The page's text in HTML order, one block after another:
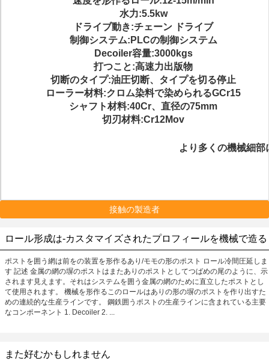
水力:5.5kw
ドライブ動き:チェーン ドライブ
制御システム:PLCの制御システム
Decoiler容量:3000kgs
打つこと:高速力出版物
切断のタイプ:油圧切断、タイプを切る停止
ローラー材料:クロム染料で染められるGCr15
シャフト材料:40Cr、直径の75mm
切刃材料:Cr12Mov
より多くの機械細
接触の製造者
ロール形成は-カスタマイズされたプロフィールを機械で造る
ポストを囲う網は前をの装置を形作るあり/モモの形のポスト ロール冷間圧延しま
す 記述 金属の網の塀のポストはまたありのポストとしてつばめの尾のように、示
されます見えます。それはシステムを囲う金属の網のために直立したポストとし
て使用されます。 機械を形作るこのロールはありの形の塀のポストを作り出すた
めの連続的な生産ラインです。 鋼鉄囲うポストの生産ラインに含まれている主要
なコンポーネント 1. Decoiler 2. ...
また好むかもしれません